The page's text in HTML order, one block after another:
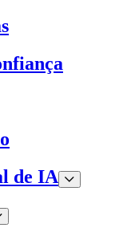
de IA